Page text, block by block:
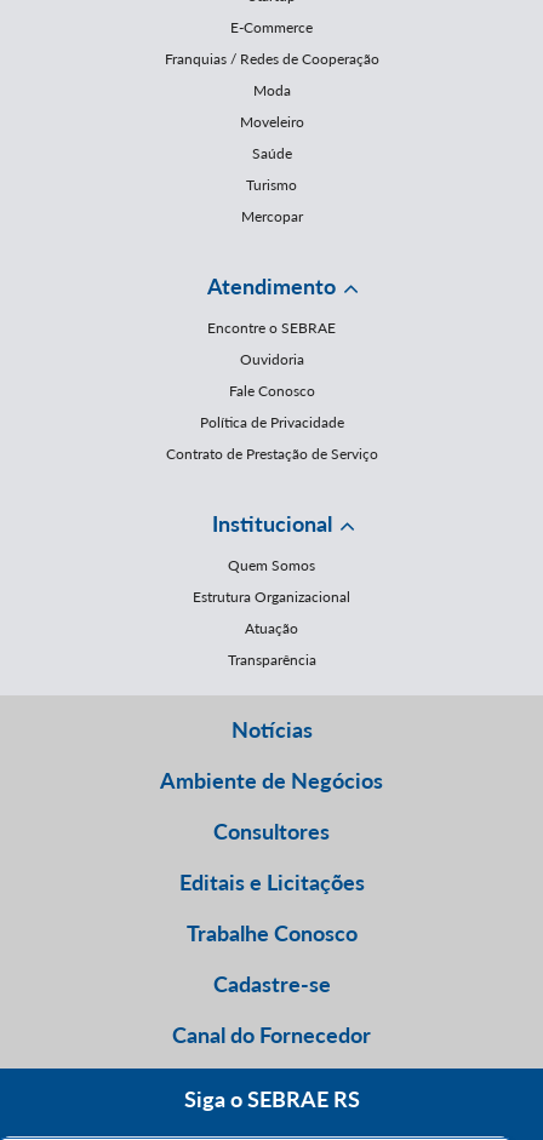
E-Commerce
Franquias / Redes de Cooperação
Moda
Moveleiro
Saúde
Turismo
Mercopar
Atendimento
Encontre o SEBRAE
Ouvidoria
Fale Conosco
Política de Privacidade
Contrato de Prestação de Serviço
Institucional
Quem Somos
Estrutura Organizacional
Atuação
Transparência
Notícias
Ambiente de Negócios
Consultores
Editais e Licitações
Trabalhe Conosco
Cadastre-se
Canal do Fornecedor
Siga o SEBRAE RS